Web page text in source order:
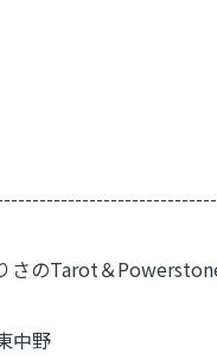
さのTarot＆
中野